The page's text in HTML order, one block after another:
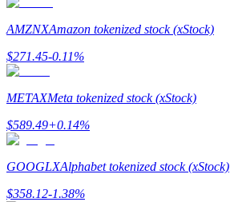
التوقيع المساحي
عوائد عالية والوصول الفوري
AMZNXAmazon tokenized stock (xStock)
$271.45-0.11%
METAXMeta tokenized stock (xStock)
$589.49+0.14%
GOOGLXAlphabet tokenized stock (xStock)
$358.12-1.38%